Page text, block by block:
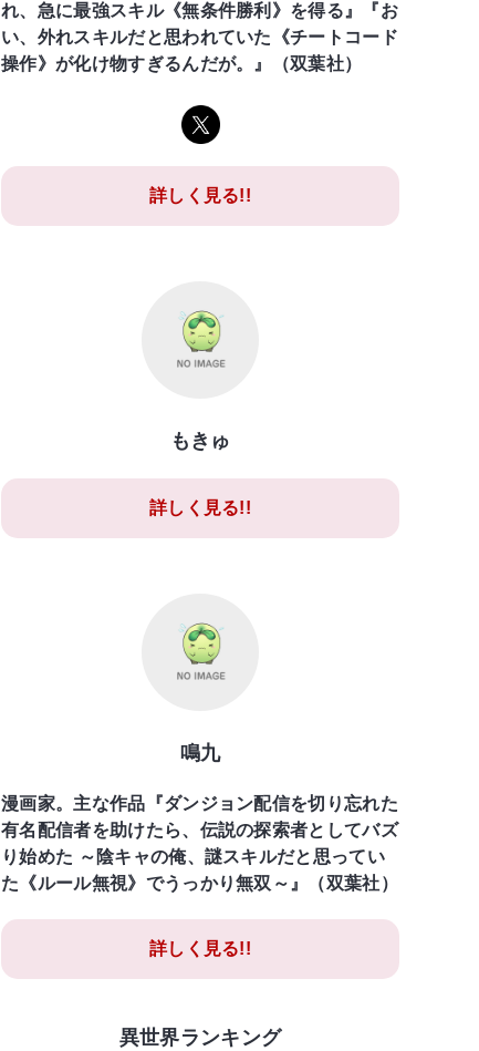
れ、急に最強スキル《無条件勝利》を得る』『お
い、外れスキルだと思われていた《チートコード
操作》が化け物すぎるんだが。』（双葉社）
詳しく見る!!
もきゅ
詳しく見る!!
鳴九
漫画家。主な作品『ダンジョン配信を切り忘れた
有名配信者を助けたら、伝説の探索者としてバズ
り始めた ～陰キャの俺、謎スキルだと思ってい
た《ルール無視》でうっかり無双～』（双葉社）
詳しく見る!!
異世界ランキング